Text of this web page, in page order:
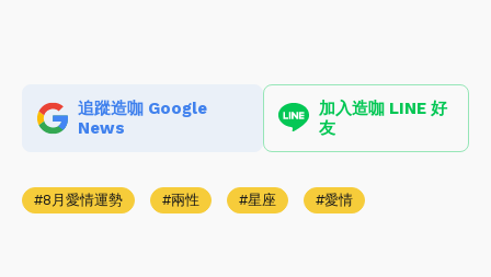
追蹤造咖 Google
News
加入造咖 LINE 好
友
8月愛情運勢 兩性 星座 愛情